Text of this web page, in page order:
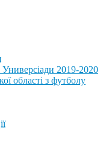
2019-2020
області з футболу